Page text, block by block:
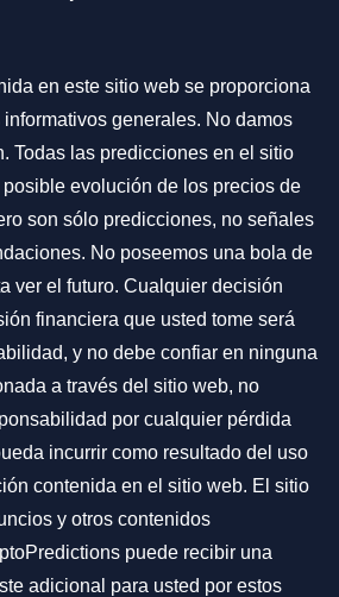
en este sitio web se proporciona
generales. No damos
Todas las predicciones en el sitio
evolución de los precios de
son sólo predicciones, no señales
No poseemos una bola de
ver el futuro. Cualquier decisión
financiera que usted tome será
y no debe confiar en ninguna
a través del sitio web, no
por cualquier pérdida
incurrir como resultado del uso
contenida en el sitio web. El sitio
y otros contenidos
puede recibir una
adicional para usted por estos